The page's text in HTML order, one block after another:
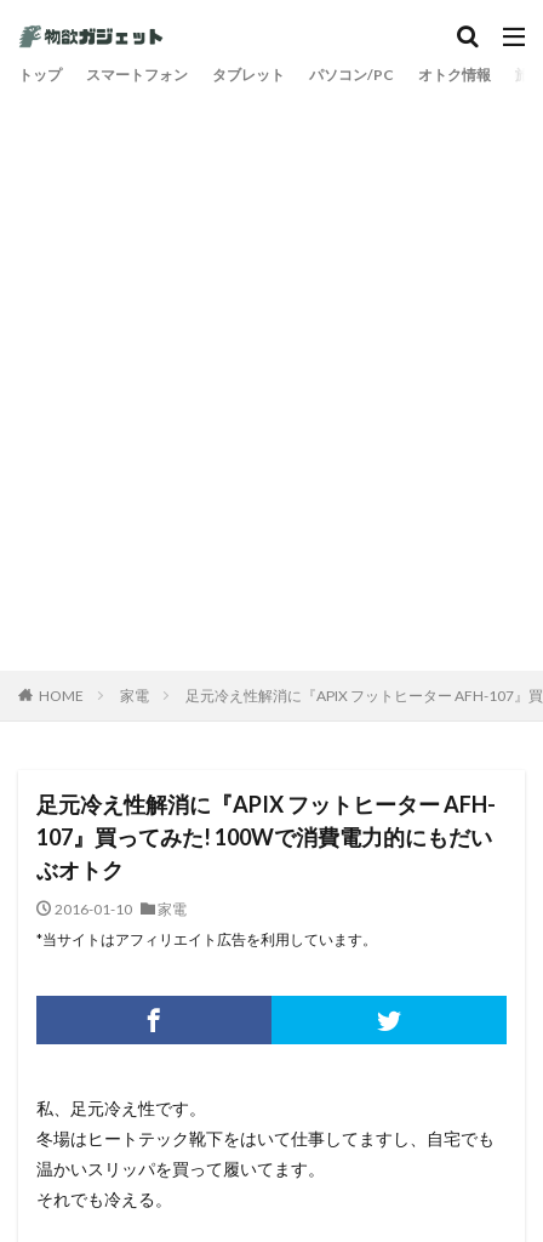
トップ スマートフォン タブレット パソコン/PC オトク情報 旅
HOME 家電 足元冷え性解消に『APIX フットヒーター AFH-107』
足元冷え性解消に『APIX フットヒーター AFH-
107』買ってみた! 100Wで消費電力的にもだい
ぶオトク
2016-01-10
家電
*当サイトはアフィリエイト広告を利用しています。
私、足元冷え性です。
冬場はヒートテック靴下をはいて仕事してますし、自宅でも
温かいスリッパを買って履いてます。
それでも冷える。
カテゴリー